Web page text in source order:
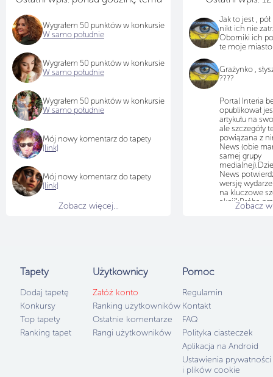
Wygrałem 50 punktów w konkursie
W samo południe
Wygrałem 50 punktów w konkursie
W samo południe
Wygrałem 50 punktów w konkursie
W samo południe
Mój nowy komentarz do tapety
[link]
Mój nowy komentarz do tapety
[link]
Zobacz więcej...
Jak to jest ,
nikt ich nie
Oborniki ich
te moje miasto
Grażynko ,
????
Portal Interia
opublikował
artykułu na
ale szczegóły
powiązana z
News (obie
samej grupy
News
wersję
na kluczowe
akcji":Próba
Portal
ludźmi,
Media
przed północą
mundurowych
kompletna,
Zobacz
Tapety
Dodaj tapetę
Konkursy
Top tapety
Ranking tapet
Użytkownicy
Załóż konto
Ranking użytkowników
Ostatnie komentarze
Rangi użytkowników
Pomoc
Regulamin
Kontakt
FAQ
Polityka ciasteczek
Aplikacja na Android
Ustawienia prywatności
i plików cookie